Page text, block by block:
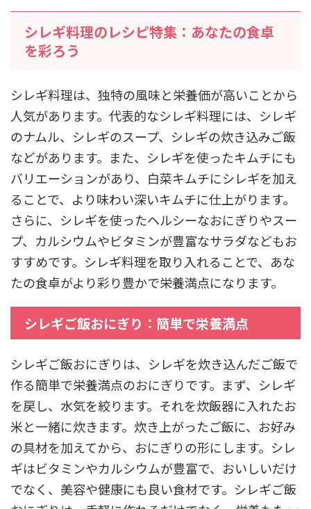
シレギ料理のレシピ特集：あなたの食卓
を彩ろう
シレギ料理は、独特の風味と栄養価が高いことから
人気があります。代表的なシレギ料理には、シレギ
のナムル、シレギのスープ、シレギの炊き込みご飯
などがあります。また、シレギを使ったキムチにも
バリエーションがあり、白菜キムチにシレギを加え
ることで、より味わい深いキムチに仕上がります。
さらに、シレギを使ったヘルシーなおにぎりやスー
プ、カルシウムやビタミンが豊富なサラダなどもお
すすめです。シレギ料理を取り入れることで、あな
たの食卓がより彩り豊かで栄養満点になります。
シレギご飯おにぎり：簡単で栄養満点
シレギご飯おにぎりは、シレギを炊き込んだご飯で
作る簡単で栄養満点のおにぎりです。まず、シレギ
を戻し、水気を絞ります。それを炊飯器に入れたお
米と一緒に炊きます。炊き上がったご飯に、お好み
の具材を加えてから、おにぎりの形にします。シレ
ギはビタミンやカルシウムが豊富で、おいしいだけ
でなく、美容や健康にも良い食材です。シレギご飯